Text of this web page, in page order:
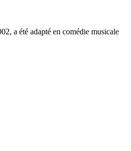
a été adapté en comédie musicale